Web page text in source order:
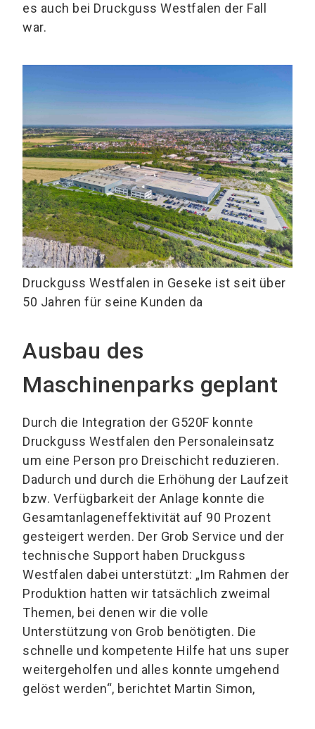
es auch bei Druckguss Westfalen der Fall
war.
Druckguss Westfalen in Geseke ist seit über
50 Jahren für seine Kunden da
Ausbau des
Maschinenparks geplant
Durch die Integration der G520F konnte
Druckguss Westfalen den Personaleinsatz
um eine Person pro Dreischicht reduzieren.
Dadurch und durch die Erhöhung der Laufzeit
bzw. Verfügbarkeit der Anlage konnte die
Gesamtanlageneffektivität auf 90 Prozent
gesteigert werden. Der Grob Service und der
technische Support haben Druckguss
Westfalen dabei unterstützt: „Im Rahmen der
Produktion hatten wir tatsächlich zweimal
Themen, bei denen wir die volle
Unterstützung von Grob benötigten. Die
schnelle und kompetente Hilfe hat uns super
weitergeholfen und alles konnte umgehend
gelöst werden“, berichtet Martin Simon,